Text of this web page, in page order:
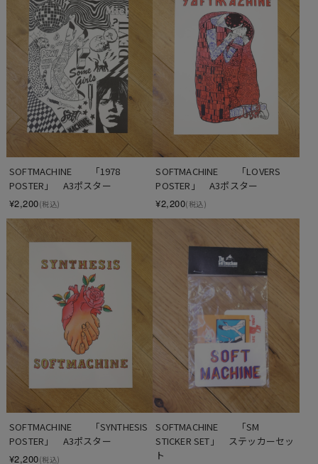
SOFTMACHINE　　「1978
POSTER」　A3ポスター
¥2,200(税込)
SOFTMACHINE　　「LOVERS
POSTER」　A3ポスター
¥2,200(税込)
SOFTMACHINE　　「SYNTHESIS
POSTER」　A3ポスター
¥2,200(税込)
SOFTMACHINE　　「SM
STICKER SET」　ステッカーセッ
ト